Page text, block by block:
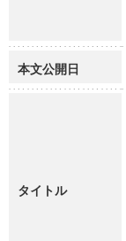
本文公開日
タイトル